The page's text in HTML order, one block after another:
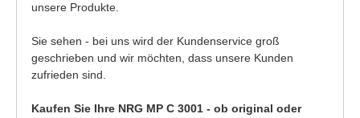
unsere Produkte.
Sie sehen - bei uns wird der Kundenservice groß
geschrieben und wir möchten, dass unsere Kunden
zufrieden sind.
Kaufen Sie Ihre NRG MP C 3001 - ob original oder